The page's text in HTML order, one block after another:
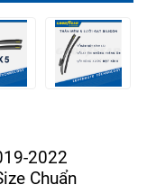
2022
Chuẩn